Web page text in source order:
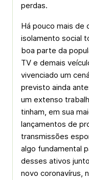
perdas.
Há pouco mais de
isolamento social
boa parte da
TV e demais
vivenciado um
previsto ainda
um extenso
tinham, em sua
lançamentos de
transmissões
algo fundamental
desses ativos
novo coronavírus,